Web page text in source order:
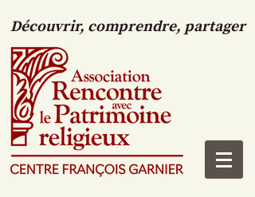
Découvrir, comprendre, partager